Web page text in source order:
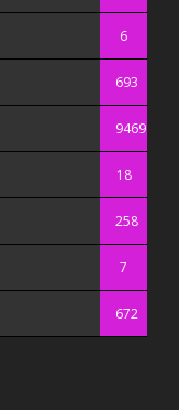
6
693
9469
18
258
7
672